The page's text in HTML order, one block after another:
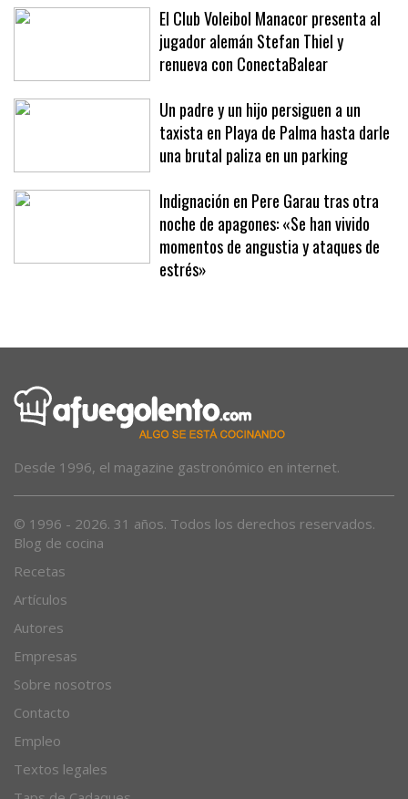
El Club Voleibol Manacor presenta al
jugador alemán Stefan Thiel y
renueva con ConectaBalear
Un padre y un hijo persiguen a un
taxista en Playa de Palma hasta darle
una brutal paliza en un parking
Indignación en Pere Garau tras otra
noche de apagones: «Se han vivido
momentos de angustia y ataques de
Blog de cocina
Recetas
Artículos
Autores
Empresas
Sobre nosotros
Contacto
Empleo